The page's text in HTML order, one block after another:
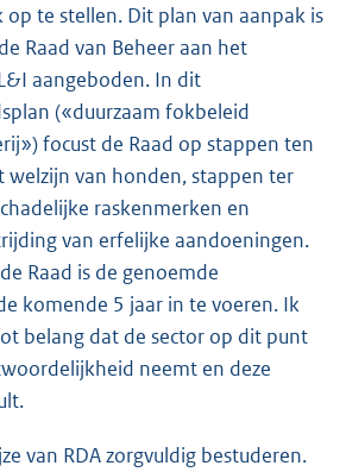
op te stellen. Dit plan van aanpak is
Raad van Beheer aan het
aangeboden. In dit
(«duurzaam fokbeleid
focust de Raad op stappen ten
welzijn van honden, stappen ter
raskenmerken en
van erfelijke aandoeningen.
Raad is de genoemde
komende 5 jaar in te voeren. Ik
belang dat de sector op dit punt
neemt en deze
van RDA zorgvuldig bestuderen.